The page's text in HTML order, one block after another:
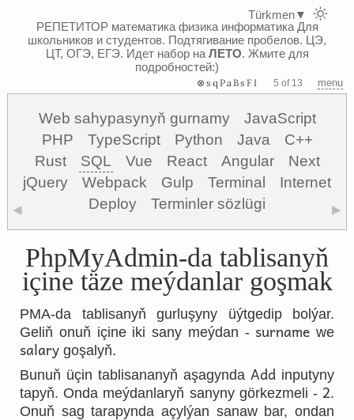
РЕПЕТИТОР математика физика информатикаДля
школьников и студентов. Подтягивание пробелов. ЦЭ,
ЦТ, ОГЭ, ЕГЭ. Идет набор на ЛЕТО. Жмите для
подробностей:)
⊗sqPaBsFI 5 of 13 menu
Web sahypasynyň gurnamy
JavaScript
PHP
TypeScript Python Java
C++
Rust
SQL Vue React Angular
Next
jQuery
Webpack Gulp Terminal
Internet
Deploy
Terminler sözlügi
◀ ▶
PhpMyAdmin-da tablisanyň
içine täze meýdanlar goşmak
PMA-da tablisanyň gurluşyny üýtgedip bolýar.
Geliň onuň içine iki sany meýdan - surname we
salary goşalyň.
Bunuň üçin tablisananyň aşagynda Add inputyny
tapyň. Onda meýdanlaryň sanyny görkezmeli - 2.
Onuň sag tarapynda açylýan sanaw bar, ondan
Türkmen▼